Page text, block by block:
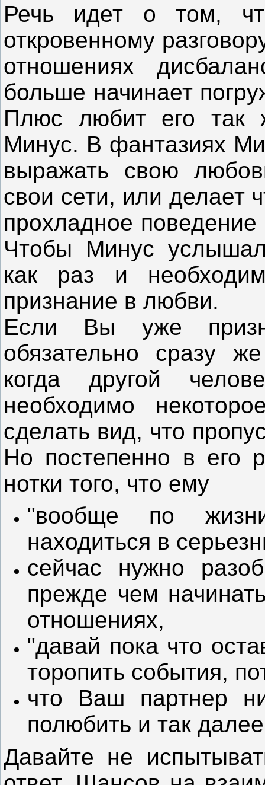
Речь идет о том,
откровенному
отношениях
больше начинает
Плюс любит его так
Минус. В фантазиях
выражать свою
свои сети, или делает
прохладное
Чтобы Минус
как раз и
признание в любви.
Если Вы уже
обязательно сразу
когда другой
необходимо
сделать вид, что
Но постепенно в его
нотки того, что ему
"вообще по
находиться в
сейчас нужно
прежде чем
отношениях,
"давай пока что
торопить события,
что Ваш партнер
полюбить и так
Давайте не